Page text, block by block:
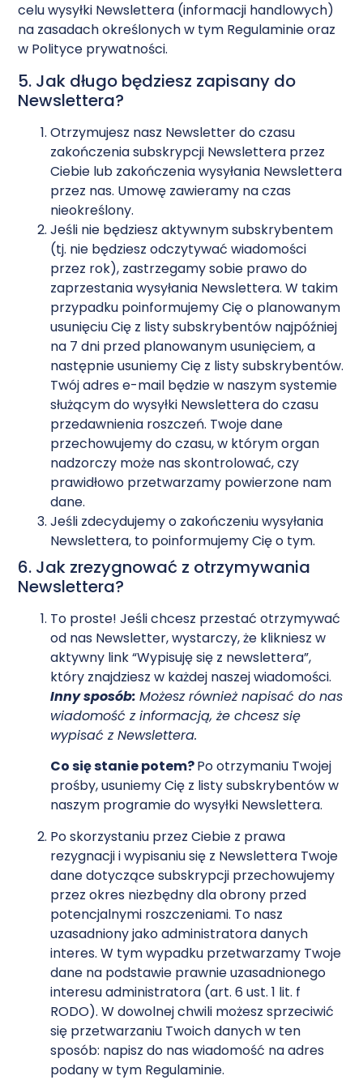
celu wysyłki Newslettera (informacji handlowych)
na zasadach określonych w tym Regulaminie oraz
w Polityce prywatności.
5. Jak długo będziesz zapisany do
Newslettera?
Otrzymujesz nasz Newsletter do czasu
zakończenia subskrypcji Newslettera przez
Ciebie lub zakończenia wysyłania Newslettera
przez nas. Umowę zawieramy na czas
nieokreślony.
Jeśli nie będziesz aktywnym subskrybentem
(tj. nie będziesz odczytywać wiadomości
przez rok), zastrzegamy sobie prawo do
zaprzestania wysyłania Newslettera. W takim
przypadku poinformujemy Cię o planowanym
usunięciu Cię z listy subskrybentów najpóźniej
na 7 dni przed planowanym usunięciem, a
następnie usuniemy Cię z listy subskrybentów.
Twój adres e-mail będzie w naszym systemie
służącym do wysyłki Newslettera do czasu
przedawnienia roszczeń. Twoje dane
przechowujemy do czasu, w którym organ
nadzorczy może nas skontrolować, czy
prawidłowo przetwarzamy powierzone nam
dane.
Jeśli zdecydujemy o zakończeniu wysyłania
Newslettera, to poinformujemy Cię o tym.
6. Jak zrezygnować z otrzymywania
Newslettera?
To proste! Jeśli chcesz przestać otrzymywać
od nas Newsletter, wystarczy, że klikniesz w
aktywny link “Wypisuję się z newslettera”,
który znajdziesz w każdej naszej wiadomości.
Inny sposób:Możesz również napisać do nas
wiadomość z informacją, że chcesz się
wypisać z Newslettera.
Co się stanie potem?Po otrzymaniu Twojej
prośby, usuniemy Cię z listy subskrybentów w
naszym programie do wysyłki Newslettera.
Po skorzystaniu przez Ciebie z prawa
rezygnacji i wypisaniu się z Newslettera Twoje
dane dotyczące subskrypcji przechowujemy
przez okres niezbędny dla obrony przed
potencjalnymi roszczeniami. To nasz
uzasadniony jako administratora danych
interes. W tym wypadku przetwarzamy Twoje
dane na podstawie prawnie uzasadnionego
interesu administratora (art. 6 ust. 1 lit. f
RODO). W dowolnej chwili możesz sprzeciwić
się przetwarzaniu Twoich danych w ten
sposób: napisz do nas wiadomość na adres
podany w tym Regulaminie.